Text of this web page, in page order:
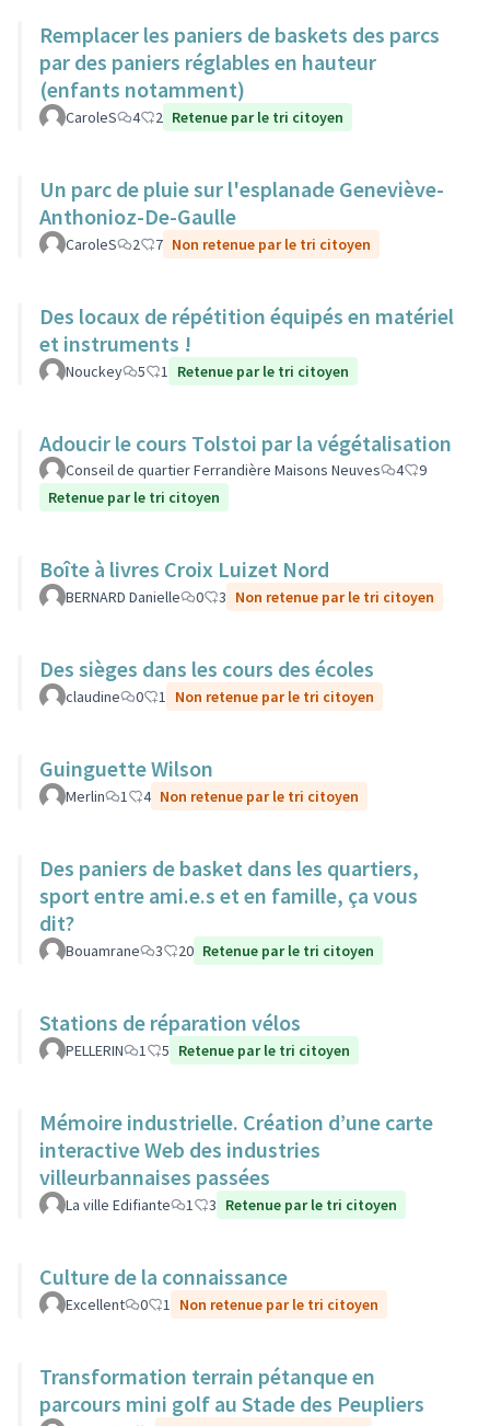
Remplacer les paniers de baskets des parcs
par des paniers réglables en hauteur
(enfants notamment)
CaroleS 4 2 Retenue par le tri citoyen
Un parc de pluie sur l'esplanade Geneviève-
Anthonioz-De-Gaulle
CaroleS 2 7 Non retenue par le tri citoyen
Des locaux de répétition équipés en matériel
et instruments !
Nouckey 5 1 Retenue par le tri citoyen
Adoucir le cours Tolstoi par la végétalisation
Conseil de quartier Ferrandière Maisons Neuves 4
9
Retenue par le tri citoyen
Boîte à livres Croix Luizet Nord
BERNARD Danielle 0 3 Non retenue par le tri citoyen
Des sièges dans les cours des écoles
claudine 0 1 Non retenue par le tri citoyen
Guinguette Wilson
Merlin 1 4 Non retenue par le tri citoyen
Des paniers de basket dans les quartiers,
sport entre ami.e.s et en famille, ça vous
dit?
Bouamrane 3 20 Retenue par le tri citoyen
Stations de réparation vélos
PELLERIN 1 5 Retenue par le tri citoyen
Mémoire industrielle. Création d’une carte
interactive Web des industries
villeurbannaises passées
La ville Edifiante 1 3 Retenue par le tri citoyen
Culture de la connaissance
Excellent 0 1 Non retenue par le tri citoyen
Transformation terrain pétanque en
parcours mini golf au Stade des Peupliers